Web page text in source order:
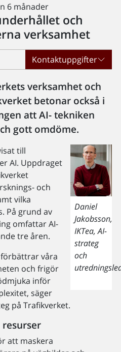
6 månader
och
verksamhet
Kontaktuppgifter
verksamhet och
betonar också i
att AI- tekniken
gott omdöme.
Daniel
Jakobsson,
IKTea, AI-
strateg
och
till
AI. Uppdraget
och
vilka
På grund av
omfattar AI-
tre åren.
förbättrar våra
och frigör
inför
säger
på Trafikverket.
att maskera